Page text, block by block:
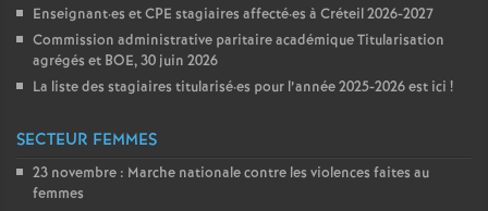
Enseignant·es etCPE stagiaires affecté·es à Créteil 2026-2027
Commission administrative paritaire académique Titularisation
agrégés et BOE, 30 juin 2026
La liste des stagiaires titularisé·es pour l’année 2025-2026 est ici !
SECTEUR FEMMES
23 novembre : Marche nationale contre les violences faites au
femmes